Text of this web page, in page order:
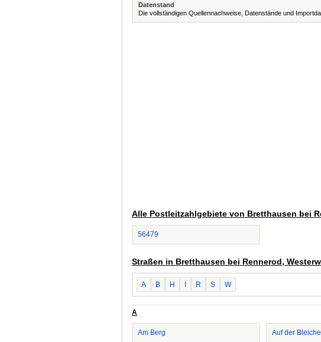
Datenstand
Die vollständigen Quellennachweise, Datenstände und
Alle Postleitzahlgebiete von Bretthausen bei
56479
Straßen in Bretthausen bei Rennerod,
A B H R S W
A
Am Berg Auf der Bleiche